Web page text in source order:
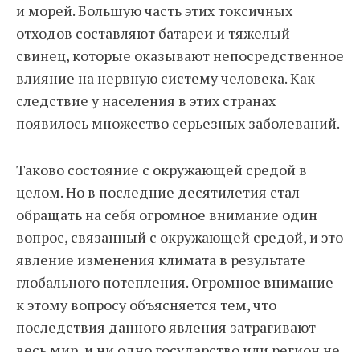
и морей. Большую часть этих токсичных
отходов составляют батареи и тяжелый
свинец, которые оказывают непосредственное
влияние на нервную систему человека. Как
следствие у населения в этих странах
появилось множество серьезных заболеваний.
Таково состояние с окружающей средой в
целом. Но в последние десятилетия стал
обращать на себя огромное внимание один
вопрос, связанный с окружающей средой, и это
явление изменения климата в результате
глобального потепления. Огромное внимание
к этому вопросу объясняется тем, что
последствия данного явления затрагивают